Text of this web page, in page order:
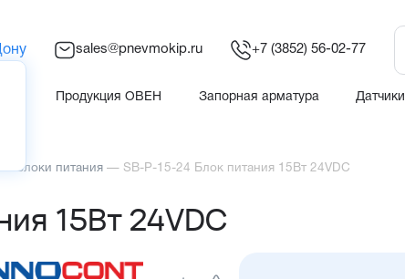
sales@pnevmokip.ru +7 (3852) 56-02-77
Продукция ОВЕН Запорная арматура Датчики
—Блоки питания — SB-P-15-24 Блок питания 15Вт 24VDC
15Вт 24VDC